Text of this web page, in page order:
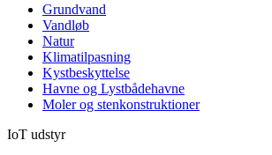
Grundvand
Vandløb
Natur
Klimatilpasning
Kystbeskyttelse
Havne og Lystbådehavne
Moler og stenkonstruktioner
IoT udstyr